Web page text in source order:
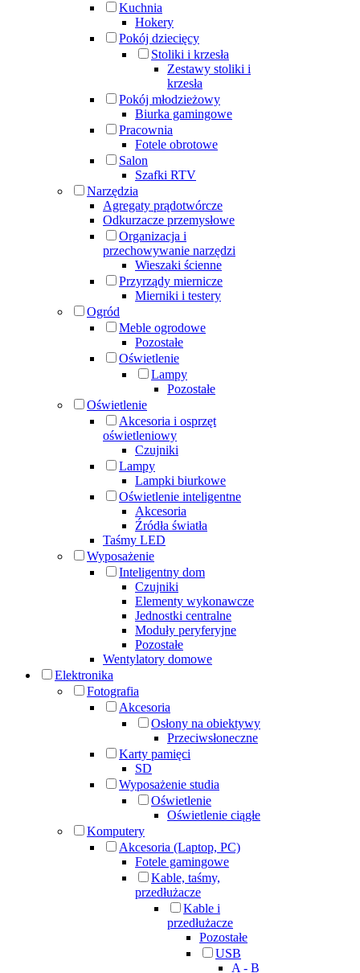
Kuchnia
Hokery
Pokój dziecięcy
Stoliki i krzesła
Zestawy stoliki i
krzesła
Pokój młodzieżowy
Biurka gamingowe
Pracownia
Fotele obrotowe
Salon
Szafki RTV
Narzędzia
Agregaty prądotwórcze
Odkurzacze przemysłowe
Organizacja i
przechowywanie narzędzi
Wieszaki ścienne
Przyrządy miernicze
Mierniki i testery
Ogród
Meble ogrodowe
Pozostałe
Oświetlenie
Lampy
Pozostałe
Oświetlenie
Akcesoria i osprzęt
oświetleniowy
Czujniki
Lampy
Lampki biurkowe
Oświetlenie inteligentne
Akcesoria
Źródła światła
Taśmy LED
Wyposażenie
Inteligentny dom
Czujniki
Elementy wykonawcze
Jednostki centralne
Moduły peryferyjne
Pozostałe
Wentylatory domowe
Elektronika
Fotografia
Akcesoria
Osłony na obiektywy
Przeciwsłoneczne
Karty pamięci
SD
Wyposażenie studia
Oświetlenie
Oświetlenie ciągłe
Komputery
Akcesoria (Laptop, PC)
Fotele gamingowe
Kable, taśmy,
przedłużacze
Kable i
przedłużacze
Pozostałe
USB
A - B